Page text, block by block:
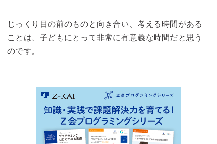
じっくり目の前のものと向き合い、考える時間がある
ことは、子どもにとって非常に有意義な時間だと思う
のです。